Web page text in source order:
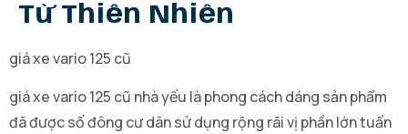
Từ Thiên Nhiên
giá xe vario 125 cũ
giá xe vario 125 cũ nhà yếu là phong cách dáng sản phẩm
đã được số đông cư dân sử dụng rộng rãi vị phần lớn tuấn